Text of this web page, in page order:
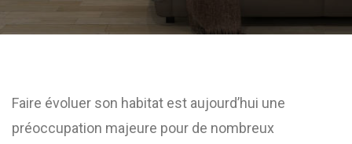
Faire évoluer son habitat est aujourd’hui une
préoccupation majeure pour de nombreux